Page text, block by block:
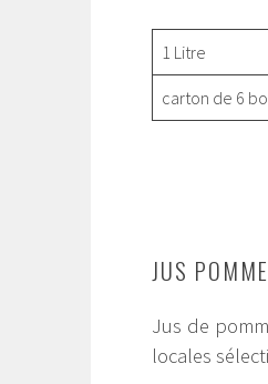
1 Litre
carton de 6
JUS
Jus de
locales